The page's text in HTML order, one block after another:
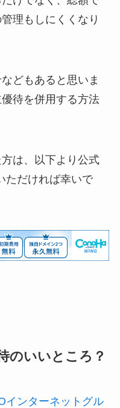
理もしにくくなり
どもあると思いま
待を併用する方法
は、以下より公式
ただければ幸いで
のいいところ？
インターネットグル